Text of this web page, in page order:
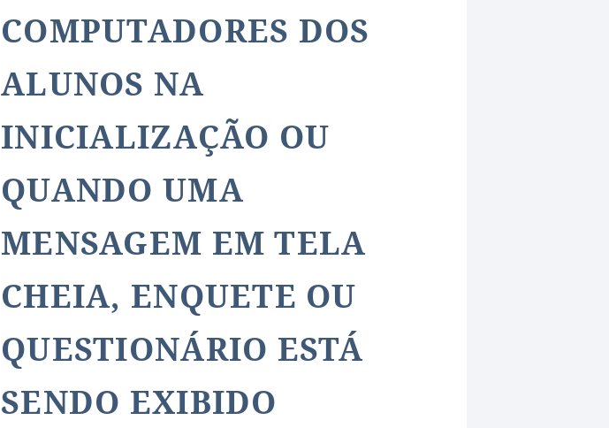
COMPUTADORES DOS
ALUNOS NA
INICIALIZAÇÃO OU
QUANDO UMA
MENSAGEM EM TELA
CHEIA, ENQUETE OU
QUESTIONÁRIO ESTÁ
SENDO EXIBIDO